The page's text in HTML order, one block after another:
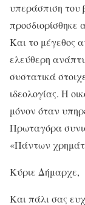
υπεράσπιση του
προσδιορίσθηκε
Και το μέγεθος
ελεύθερη
συστατικά
ιδεολογίας. Η
μόνον όταν
Πρωταγόρα
«Πάντων
Κύριε Δήμαρχε,
Και πάλι σας